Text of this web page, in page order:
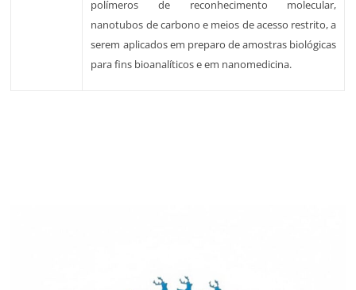
polímeros de reconhecimento molecular,
nanotubos de carbono e meios de acesso restrito, a
serem aplicados em preparo de amostras biológicas
para fins bioanalíticos e em nanomedicina.